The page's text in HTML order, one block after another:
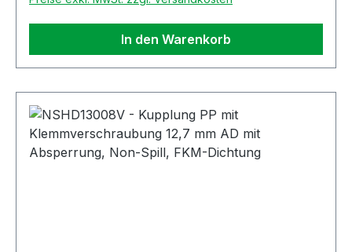
In den Warenkorb